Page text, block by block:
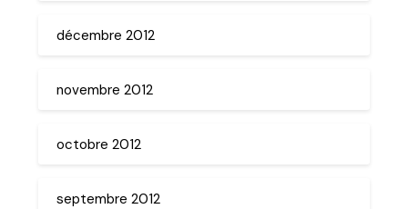
décembre 2012
novembre 2012
octobre 2012
septembre 2012